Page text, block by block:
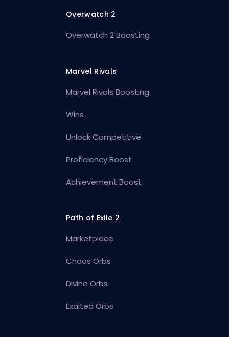
Overwatch 2
Overwatch 2 Boosting
Marvel Rivals
Marvel Rivals Boosting
Wins
Unlock Competitive
Proficiency Boost
Achievement Boost
Path of Exile 2
Marketplace
Chaos Orbs
Divine Orbs
Exalted Orbs